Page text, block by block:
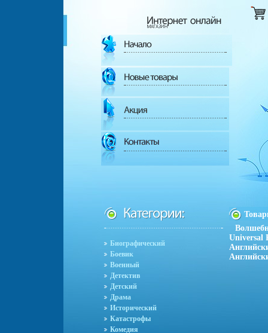
Биографический
Боевик
Военный
Детектив
Детский
Драма
Исторический
Катастрофы
Комедия
Universal